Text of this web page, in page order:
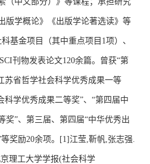
版学概论》《出版学论著选读》等
基金项目（其中重点项目1项）、
刊物发表论文120余篇。曾获“第
苏省哲学社会科学优秀成果一等
科学优秀成果二等奖”、“第四届中
奖”、第三届、第四届“中华优秀出
奖励20余项。[1]江莹,靳帆,张志强.
理工大学学报(社会科学